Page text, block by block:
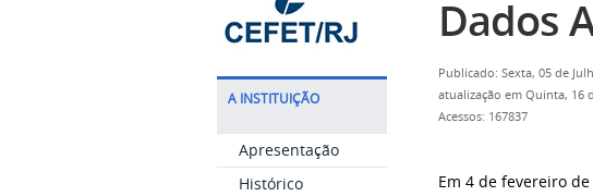
A INSTITUIÇÃO
Apresentação
Histórico
Dados
Publicado: Sexta, 05 de
atualização em Quinta, 16
Acessos: 167837
Em 4 de fevereiro